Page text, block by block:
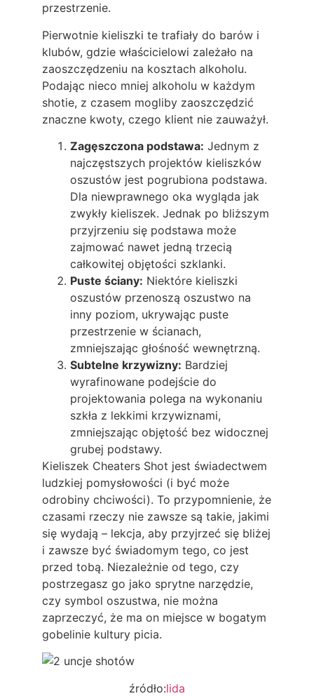
przestrzenie.
Pierwotnie kieliszki te trafiały do barów i
klubów, gdzie właścicielowi zależało na
zaoszczędzeniu na kosztach alkoholu.
Podając nieco mniej alkoholu w każdym
shotie, z czasem mogliby zaoszczędzić
znaczne kwoty, czego klient nie zauważył.
Zagęszczona podstawa: Jednym z
najczęstszych projektów kieliszków
oszustów jest pogrubiona podstawa.
Dla niewprawnego oka wygląda jak
zwykły kieliszek. Jednak po bliższym
przyjrzeniu się podstawa może
zajmować nawet jedną trzecią
całkowitej objętości szklanki.
Puste ściany: Niektóre kieliszki
oszustów przenoszą oszustwo na
inny poziom, ukrywając puste
przestrzenie w ścianach,
zmniejszając głośność wewnętrzną.
Subtelne krzywizny: Bardziej
wyrafinowane podejście do
projektowania polega na wykonaniu
szkła z lekkimi krzywiznami,
zmniejszając objętość bez widocznej
grubej podstawy.
Kieliszek Cheaters Shot jest świadectwem
ludzkiej pomysłowości (i być może
odrobiny chciwości). To przypomnienie, że
czasami rzeczy nie zawsze są takie, jakimi
się wydają – lekcja, aby przyjrzeć się bliżej
i zawsze być świadomym tego, co jest
przed tobą. Niezależnie od tego, czy
postrzegasz go jako sprytne narzędzie,
czy symbol oszustwa, nie można
zaprzeczyć, że ma on miejsce w bogatym
gobelinie kultury picia.
źródło:lida